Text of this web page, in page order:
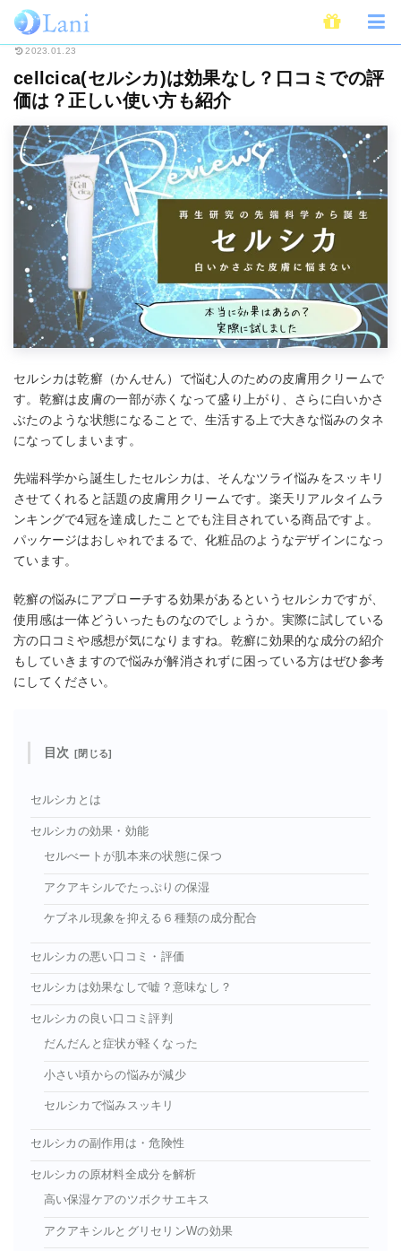
ホーム Beauty cellcica(セルシカ)は効果なし？口コミでの評価は？正しい
2023.01.23
cellcica(セルシカ)は効果なし？口コミでの評
価は？正しい使い方も紹介
セルシカは乾癬（かんせん）で悩む人のための皮膚用クリームで
す。乾癬は皮膚の一部が赤くなって盛り上がり、さらに白いかさ
ぶたのような状態になることで、生活する上で大きな悩みのタネ
になってしまいます。
先端科学から誕生したセルシカは、そんなツライ悩みをスッキリ
させてくれると話題の皮膚用クリームです。楽天リアルタイムラ
ンキングで4冠を達成したことでも注目されている商品ですよ。
パッケージはおしゃれでまるで、化粧品のようなデザインになっ
ています。
乾癬の悩みにアプローチする効果があるというセルシカですが、
使用感は一体どういったものなのでしょうか。実際に試している
方の口コミや感想が気になりますね。乾癬に効果的な成分の紹介
もしていきますので悩みが解消されずに困っている方はぜひ参考
にしてください。
目次
セルシカとは
セルシカの効果・効能
セルべートが肌本来の状態に保つ
アクアキシルでたっぷりの保湿
ケブネル現象を抑える６種類の成分配合
セルシカの悪い口コミ・評価
セルシカは効果なしで嘘？意味なし？
セルシカの良い口コミ評判
だんだんと症状が軽くなった
小さい頃からの悩みが減少
セルシカで悩みスッキリ
セルシカの副作用は・危険性
セルシカの原材料全成分を解析
高い保湿ケアのツボクサエキス
アクアキシルとグリセリンWの効果